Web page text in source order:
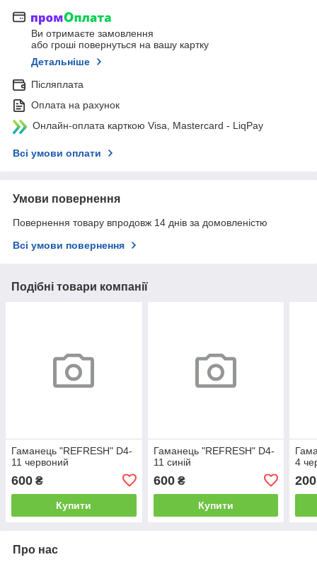
Ви отримаєте замовлення
або гроші повернуться на вашу картку
Детальніше
Післяплата
Оплата на рахунок
Онлайн-оплата карткою Visa, Mastercard - LiqPay
Всі умови оплати
Умови повернення
Повернення товару впродовж 14 днів за домовленістю
Всі умови повернення
Подібні товари компанії
Гаманець "REFRESH" D4-
11 червоний
600 ₴
Купити
Гаманець "REFRESH" D4-
11 синій
600₴
Купити
4
200
Про нас